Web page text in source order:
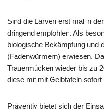
Sind die Larven erst mal in
dringend empfohlen. Als
biologische Bekämpfung und
(Fadenwürmern) erwiesen.
Trauermücken wieder bis zu
diese mit mit Gelbtafeln sofort
Präventiv bietet sich der